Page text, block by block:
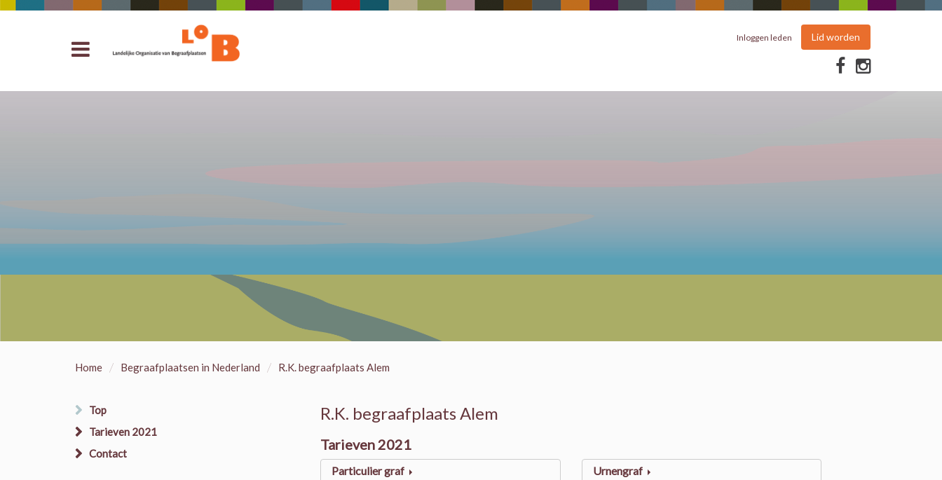
Inloggen leden Lid worden
Home / Begraafplaatsen in Nederland / R.K. begraafplaats Alem
Top
Tarieven 2021
Contact
R.K. begraafplaats Alem
Tarieven 2021
Particulier graf Urnengraf